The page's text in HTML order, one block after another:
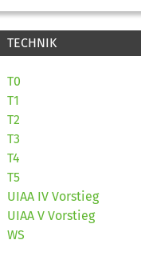
TECHNIK
T0
T1
T2
T3
T4
T5
UIAA IV Vorstieg
UIAA V Vorstieg
WS